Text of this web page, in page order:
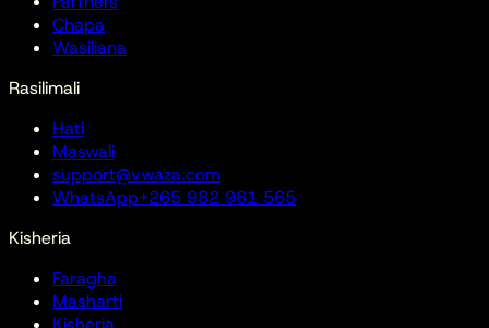
Chapa
Wasiliana
Rasilimali
Hati
Maswali
support@vwaza.com
WhatsApp+265 982 961 565
Kisheria
Faragha
Masharti